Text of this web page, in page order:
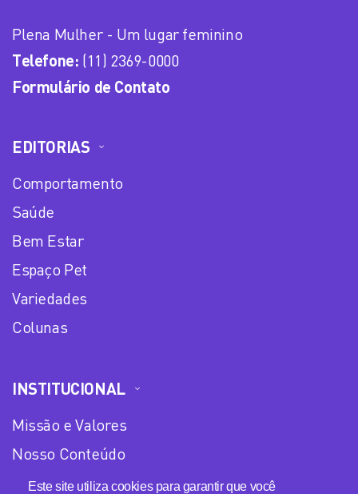
Este site utiliza cookies para garantir que você
Plena Mulher - Um lugar feminino
Telefone: (11) 2369-0000
Formulário de Contato
EDITORIAS
Comportamento
Saúde
Bem Estar
Espaço Pet
Variedades
Colunas
INSTITUCIONAL
Missão e Valores
Nosso Conteúdo
Equipe